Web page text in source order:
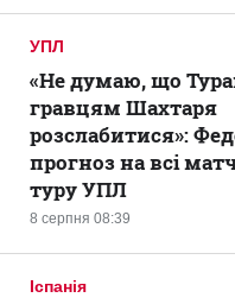
УПЛ
8 серпня 08:39
«Не думаю, що
гравцям Шахтаря
розслабитися»:
прогноз на всі
туру УПЛ
Іспанія